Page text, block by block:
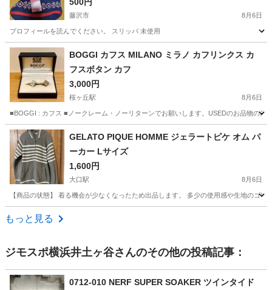
藤沢市 8月6日
プロフィールを読んでください。 スリッパ 未使用
神奈川 藤沢市 BOGGI カフス MILANO ミラノ カフリンクス カ
フスボタン カフ
3,000円
桜ヶ丘駅 8月6日
■BOGGI : カフス ■ノークレーム・ノーリターンでお願いします。USEDのお品物の
神奈川 大和市 カフスボタン
GELATO PIQUE HOMME ジェラートピケ オム パ
ーカー Lサイズ
1,600円
大口駅 8月6日
【商品の状態】 着る機会が少なくなったため出品します。 多少の使用感や生地のゴ
神奈川 横浜市
もっと見る
ジモスポ横浜井土ヶ谷さんのその他の投稿記事：
0712-010 NERF SUPER SOAKER ツインタイド